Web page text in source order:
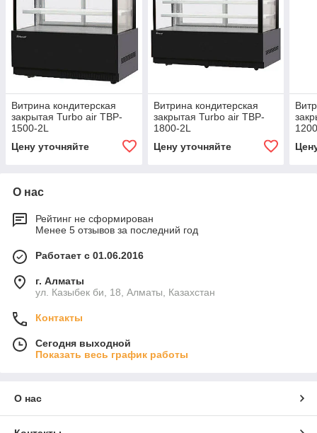
Витрина кондитерская
закрытая Turbo air TBP-
1500-2L
Цену уточняйте
Витрина кондитерская
закрытая Turbo air TBP-
1800-2L
Цену уточняйте
О нас
Рейтинг не сформирован
Менее 5 отзывов за последний год
Работает с 01.06.2016
г. Алматы
ул. Казыбек би, 18, Алматы, Казахстан
Контакты
Сегодня выходной
Показать весь график работы
О нас